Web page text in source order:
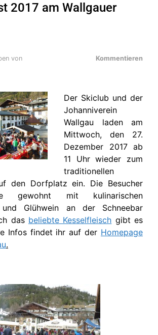
2017 am Wallgauer
von
Kommentieren
Der Skiclub und der
Johanniverein
Wallgau laden am
Mittwoch, den 27.
Dezember 2017 ab
11 Uhr wieder zum
traditionellen
den Dorfplatz ein. Die Besucher
gewohnt mit kulinarischen
und Glühwein an der Schneebar
das beliebte Kesselfleisch gibt es
Infos findet ihr auf der Homepage
.